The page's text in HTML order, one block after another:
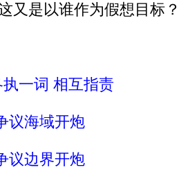
又是以谁作为假想目标
执一词 相互指责
议海域开炮
议边界开炮